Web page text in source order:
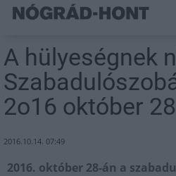
A hülyeségnek
2o16 október 28
2016.10.14. 07:49
2016. október 28-án a